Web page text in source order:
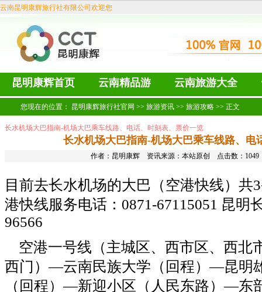
云南昆明康辉旅行社有限公司欢迎您
昆明康辉首页 云南精品游 云南旅游大全
您现在的位置： 昆明康辉旅行社官网 >> 旅游资讯 >> 旅游攻略 >> 正文
长水机场大巴指南-机场大巴乘车线路、电话、时刻表、票价一览
长水机场大巴指南-机场大巴乘车线路、电
作者： 昆明康辉资讯来源：本站原创 点击数：
目前去长水机场的大巴（空港快线）共
港快线服务电话：0871-67115051 昆明
96566
空港一号线（主城区、西市区、西北
西门）—云南民族大学（回程）—昆明
（回程）—新迎小区（人民东路）—东